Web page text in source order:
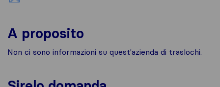
A proposito
Non ci sono informazioni su quest'azienda di traslochi.